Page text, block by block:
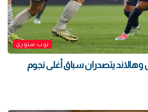
توب ستوري
وهالاند يتصدران سباق أغلى نجوم